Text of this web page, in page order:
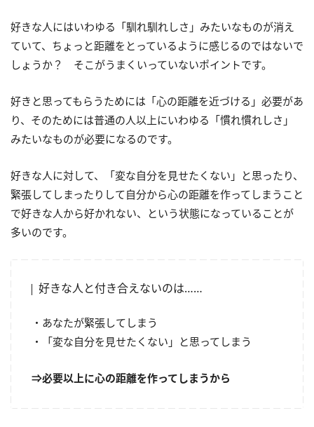
好きな人にはいわゆる「馴れ馴れしさ」みたいなものが消え
ていて、ちょっと距離をとっているように感じるのではないで
しょうか？ そこがうまくいっていないポイントです。
好きと思ってもらうためには「心の距離を近づける」必要があ
り、そのためには普通の人以上にいわゆる「慣れ慣れしさ」
みたいなものが必要になるのです。
好きな人に対して、「変な自分を見せたくない」と思ったり、
緊張してしまったりして自分から心の距離を作ってしまうこと
で好きな人から好かれない、という状態になっていることが
多いのです。
好きな人と付き合えないのは……
・あなたが緊張してしまう
・「変な自分を見せたくない」と思ってしまう
⇒必要以上に心の距離を作ってしまうから